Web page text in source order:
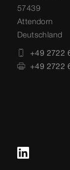
57439
Attendorn
Deutschland
+49 2722
+49 2722